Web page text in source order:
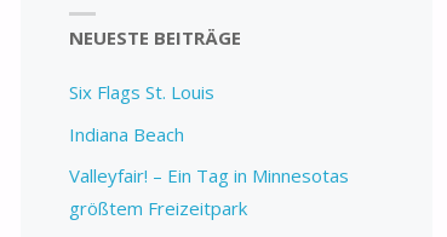
NEUESTE BEITRÄGE
Six Flags St. Louis
Indiana Beach
Valleyfair! – Ein Tag in Minnesotas
größtem Freizeitpark